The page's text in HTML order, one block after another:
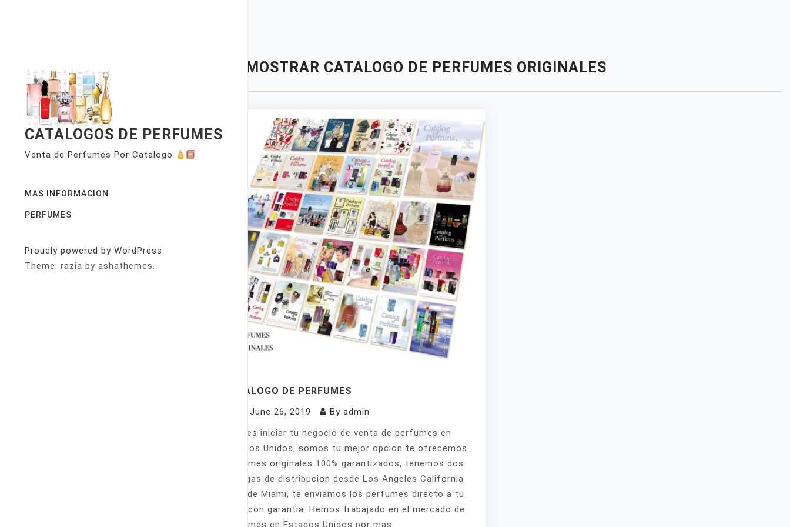
CATALOGOS DE PERFUMES
Venta de Perfumes Por Catalogo
MAS INFORMACION
PERFUMES
Proudly powered by WordPress
Theme: razia by ashathemes.
MOSTRAR CATALOGO DE PERFUMES ORIGINALES
CATALOGO DE PERFUMES
June 26, 2019 By admin
Quieres iniciar tu negocio de venta de perfumes en
Estados Unidos, somos tu mejor opcion te ofrecemos
perfumes originales 100% garantizados, tenemos dos
bodegas de distribucion desde Los Angeles California
y desde Miami, te enviamos los perfumes directo a tu
casa con garantia. Hemos trabajado en el mercado de
perfumes en Estados Unidos por mas.